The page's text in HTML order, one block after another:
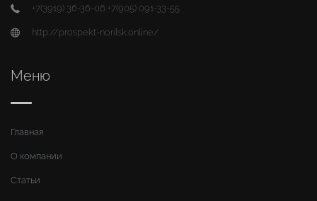
+7(3919) 36-36-06 +7(905) 091-33-55
http://prospekt-norilsk.online/
Меню
Главная
О компании
Статьи